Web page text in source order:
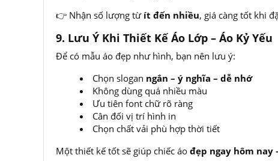
👉 Nhận số lượng từ ít đến nhiều, giá càng tốt khi
9. Lưu Ý Khi Thiết Kế Áo Lớp – Áo Kỷ Yếu
Để có mẫu áo đẹp như hình, bạn nên lưu ý:
Chọn slogan ngắn – ý nghĩa – dễ nhớ
Không dùng quá nhiều màu
Ưu tiên font chữ rõ ràng
Cân đối vị trí hình in
Chọn chất vải phù hợp thời tiết
Một thiết kế tốt sẽ giúp chiếc áo đẹp ngay hôm nay